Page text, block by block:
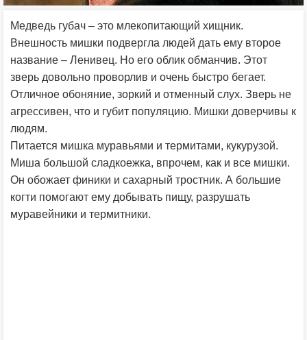
Медведь губач – это млекопитающий хищник.
Внешность мишки подвергла людей дать ему второе
название – Ленивец. Но его облик обманчив. Этот
зверь довольно проворлив и очень быстро бегает.
Отличное обоняние, зоркий и отменный слух. Зверь не
агрессивен, что и губит популяцию. Мишки доверчивы к
людям.
Питается мишка муравьями и термитами, кукурузой.
Миша большой сладкоежка, впрочем, как и все мишки.
Он обожает финики и сахарный тростник. А большие
когти помогают ему добывать пищу, разрушать
муравейники и термитники.